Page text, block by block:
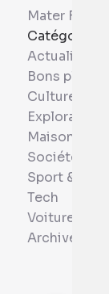
Mater
Catégories
Actualités
Bons plans
Culture
Exploration
Maison et
Société
Sport &
Tech
Voitures
Archives